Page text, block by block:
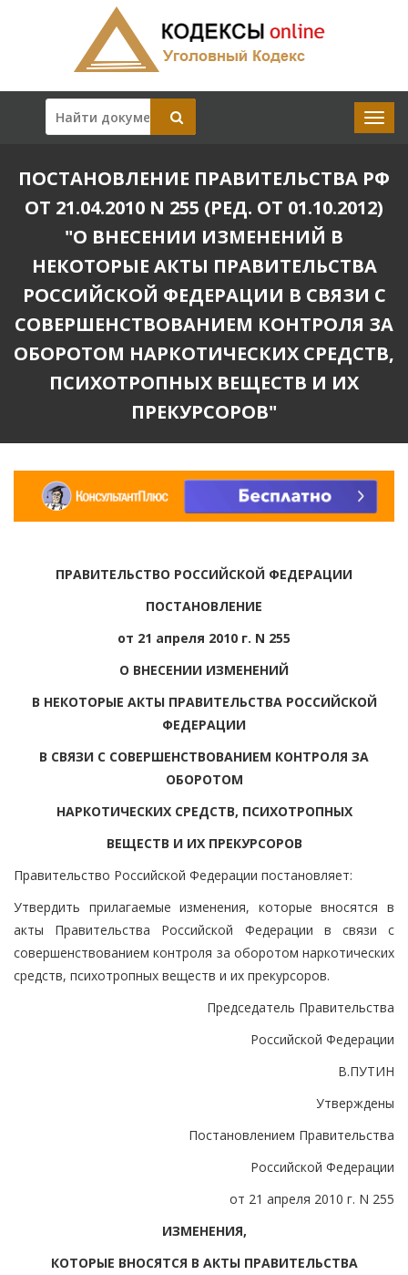
ПОСТАНОВЛЕНИЕ ПРАВИТЕЛЬСТВА РФ
ОТ 21.04.2010 N 255 (РЕД. ОТ 01.10.2012)
"О ВНЕСЕНИИ ИЗМЕНЕНИЙ В
НЕКОТОРЫЕ АКТЫ ПРАВИТЕЛЬСТВА
РОССИЙСКОЙ ФЕДЕРАЦИИ В СВЯЗИ С
СОВЕРШЕНСТВОВАНИЕМ КОНТРОЛЯ ЗА
ОБОРОТОМ НАРКОТИЧЕСКИХ СРЕДСТВ,
ПСИХОТРОПНЫХ ВЕЩЕСТВ И ИХ
ПРЕКУРСОРОВ"
ПРАВИТЕЛЬСТВО РОССИЙСКОЙ ФЕДЕРАЦИИ
ПОСТАНОВЛЕНИЕ
от 21 апреля 2010 г. N 255
О ВНЕСЕНИИ ИЗМЕНЕНИЙ
В НЕКОТОРЫЕ АКТЫ ПРАВИТЕЛЬСТВА РОССИЙСКОЙ
ФЕДЕРАЦИИ
В СВЯЗИ С СОВЕРШЕНСТВОВАНИЕМ КОНТРОЛЯ ЗА
ОБОРОТОМ
НАРКОТИЧЕСКИХ СРЕДСТВ, ПСИХОТРОПНЫХ
ВЕЩЕСТВ И ИХ ПРЕКУРСОРОВ
Правительство Российской Федерации постановляет:
Утвердить прилагаемые изменения, которые вносятся в
акты Правительства Российской Федерации в связи с
совершенствованием контроля за оборотом наркотических
средств, психотропных веществ и их прекурсоров.
Председатель Правительства
Российской Федерации
В.ПУТИН
Утверждены
Постановлением Правительства
Российской Федерации
от 21 апреля 2010 г. N 255
ИЗМЕНЕНИЯ,
КОТОРЫЕ ВНОСЯТСЯ В АКТЫ ПРАВИТЕЛЬСТВА